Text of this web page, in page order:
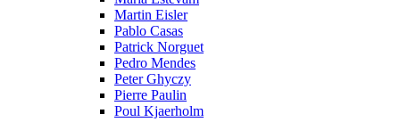
Martin Eisler
Pablo Casas
Patrick Norguet
Pedro Mendes
Peter Ghyczy
Pierre Paulin
Poul Kjaerholm